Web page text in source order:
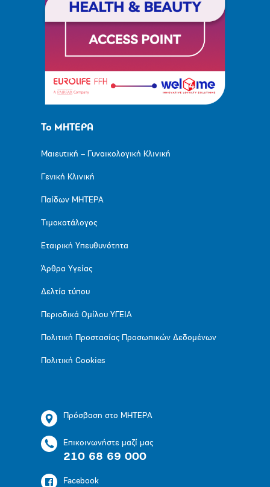
Το ΜΗΤΕΡΑ
Μαιευτική – Γυναικολογική Κλινική
Γενική Κλινική
Παίδων ΜΗΤΕΡΑ
Τιμοκατάλογος
Εταιρική Υπευθυνότητα
Άρθρα Υγείας
Δελτία τύπου
Περιοδικά Ομίλου ΥΓΕΙΑ
Πολιτική Προστασίας Προσωπικών Δεδομένων
Πολιτική Cookies
Πρόσβαση στο ΜΗΤΕΡΑ
Επικοινωνήστε μαζί μας
210 68 69 000
Facebook